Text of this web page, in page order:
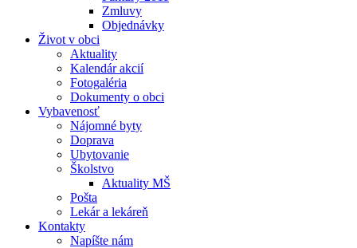
Zmluvy
Objednávky
Život v obci
Aktuality
Kalendár akcií
Fotogaléria
Dokumenty o obci
Vybavenosť
Nájomné byty
Doprava
Ubytovanie
Školstvo
Aktuality MŠ
Pošta
Lekár a lekáreň
Kontakty
Napíšte nám